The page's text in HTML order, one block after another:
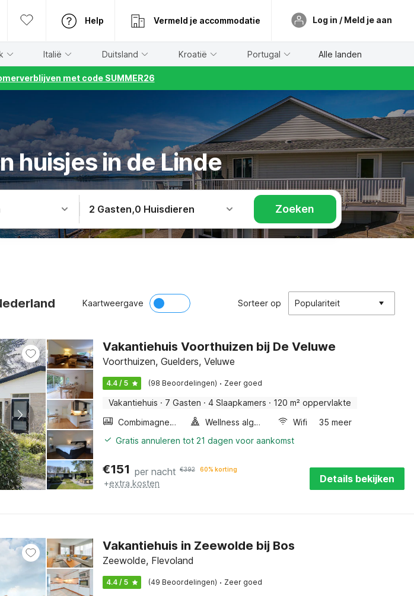
Help Vermeld je accommodatie Log in / Meld je aan
Italië Duitsland Kroatië Portugal Alle landen
met code SUMMER26
huisjes in de Linde
2 Gasten,0 Huisdieren Zoeken
Kaartweergave Sorteer op Populariteit
Vakantiehuis Voorthuizen bij De Veluwe
Voorthuizen, Guelders, Veluwe
4.4 / 5 (98 Beoordelingen) · Zeer goed
Vakantiehuis · 7 Gasten · 4 Slaapkamers · 120 m² oppervlakte
Combimagnetron
Wellness algemeen Wifi
35 meer
Gratis annuleren tot 21 dagen voor aankomst
€151 per nacht €392 60% korting
+extra kosten Details bekijken
Vakantiehuis in Zeewolde bij Bos
Zeewolde, Flevoland
4.4 / 5 (49 Beoordelingen) · Zeer goed